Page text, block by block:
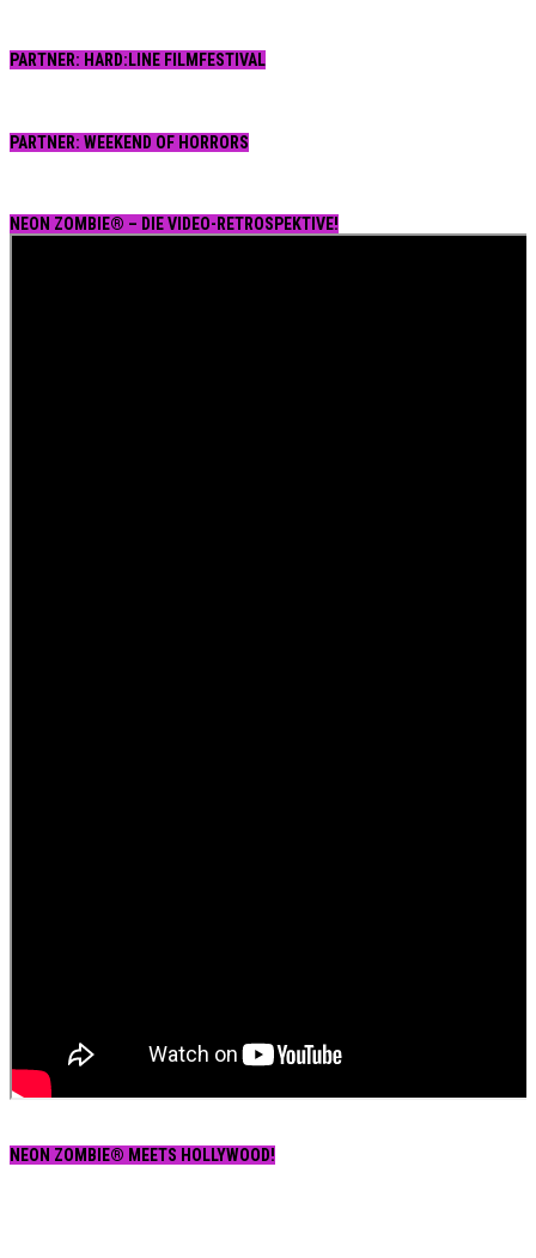
PARTNER: HARD:LINE FILMFESTIVAL
PARTNER: WEEKEND OF HORRORS
NEON ZOMBIE® – DIE VIDEO-RETROSPEKTIVE!
NEON ZOMBIE® MEETS HOLLYWOOD!